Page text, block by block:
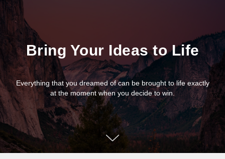
Bring Your Ideas to Life
Everything that you dreamed of can be brought to life exactly
at the moment when you decide to win.